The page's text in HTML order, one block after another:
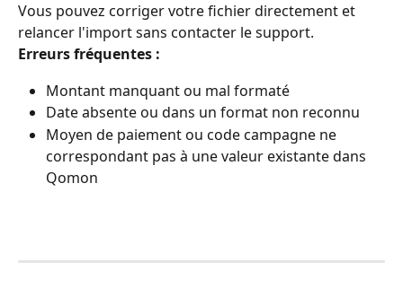
Vous pouvez corriger votre fichier directement et
relancer l'import sans contacter le support.
Erreurs fréquentes :
Montant manquant ou mal formaté
Date absente ou dans un format non reconnu
Moyen de paiement ou code campagne ne
correspondant pas à une valeur existante dans
Qomon